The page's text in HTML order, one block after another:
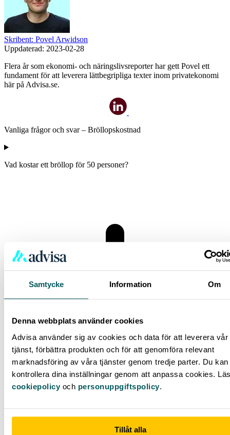
Samtycke Information Om
Denna webbplats använder cookies
Advisa använder sig av cookies och data för att leverera vår
tjänst, förbättra produkten och för att genomföra relevant
marknadsföring av våra tjänster genom tredje parter. Du
kontrollera dina inställningar genom att anpassa cookies.
cookiepolicyoch personuppgiftspolicy.
Tillåt alla
Skribent: Povel Arwidson
Uppdaterad: 2023-02-28
Flera år som ekonomi- och näringslivsreporter har gett Povel ett
fundament för att leverera lättbegripliga texter inom privatekonomi
här på Advisa.se.
Vanliga frågor och svar – Bröllopskostnad
Vad kostar ett bröllop för 50 personer?